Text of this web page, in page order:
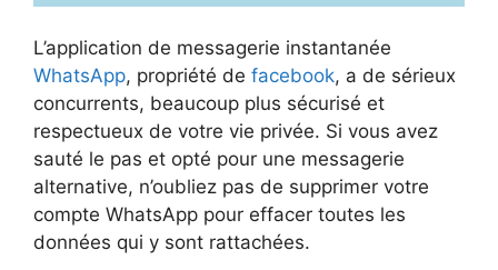
L’application de messagerie instantanée
WhatsApp, propriété de facebook, a de sérieux
concurrents, beaucoup plus sécurisé et
respectueux de votre vie privée. Si vous avez
sauté le pas et opté pour une messagerie
alternative, n’oubliez pas de supprimer votre
compte WhatsApp pour effacer toutes les
données qui y sont rattachées.